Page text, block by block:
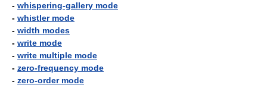
- whispering-gallery mode
- whistler mode
- width modes
- write mode
- write multiple mode
- zero-frequency mode
- zero-order mode